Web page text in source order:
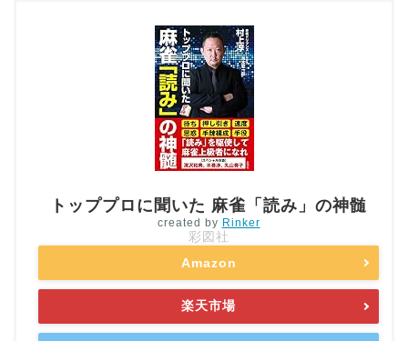
トッププロに聞いた 麻雀「読み」の神髄
created by Rinker
彩図社
Amazon
楽天市場